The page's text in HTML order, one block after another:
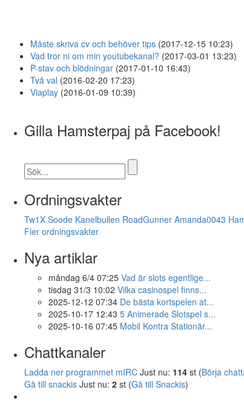
Måste skriva cv och behöver tips (2017-12-15 10:23)
Vad tror ni om min youtubekanal? (2017-03-01 13:23)
P-stav och blödningar (2017-01-10 16:43)
Två val (2016-02-20 17:23)
Viaplay (2016-01-09 10:39)
Gilla Hamsterpaj på Facebook!
Ordningsvakter
Tw1X Soode Kanelbullen RoadGunner Amanda0043
Fler ordningsvakter
Nya artiklar
måndag 6/4 07:25 Vad är slots egentlige...
tisdag 31/3 10:02 Vilka casinospel finns...
2025-12-12 07:34 De bästa kortspelen at...
2025-10-17 12:43 5 Animerade Slotspel s...
2025-10-16 07:45 Mobil Kontra Stationär...
Chattkanaler
Ladda ner programmet mIRC Just nu: 114 st (Börja
Gå till snackis Just nu: 2 st (Gå till Snackis)